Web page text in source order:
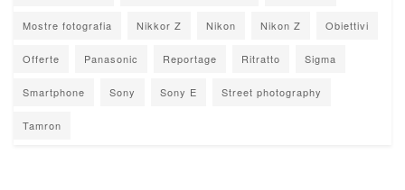
Mostre fotografia Nikkor Z Nikon Nikon Z Obiettivi
Offerte Panasonic Reportage Ritratto Sigma
Smartphone Sony Sony E Street photography
Tamron